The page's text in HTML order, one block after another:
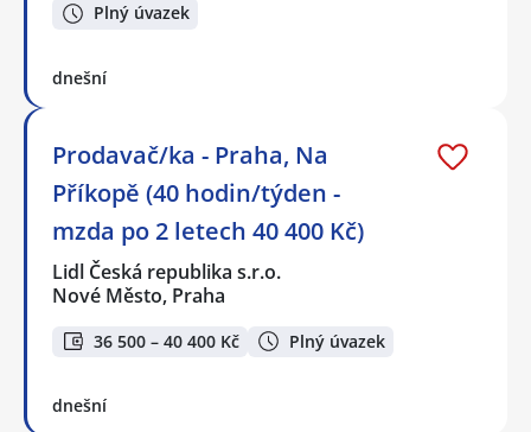
Plný úvazek
dnešní
Prodavač/ka - Praha, Na
Příkopě (40 hodin/týden -
mzda po 2 letech 40 400 Kč)
Lidl Česká republika s.r.o.
Nové Město, Praha
36 500 – 40 400 Kč Plný úvazek
dnešní